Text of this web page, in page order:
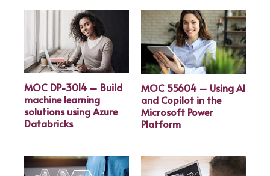
MOC DP-3014 – Build
machine learning
solutions using Azure
Databricks
MOC 55604 – Using AI
and Copilot in the
Microsoft Power
Platform